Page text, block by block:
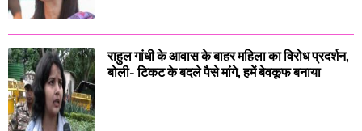
राहुल गांधी के आवास के बाहर महिला का विरोध प्रदर्शन,
बोली- टिकट के बदले पैसे मांगे, हमें बेवकूफ बनाया